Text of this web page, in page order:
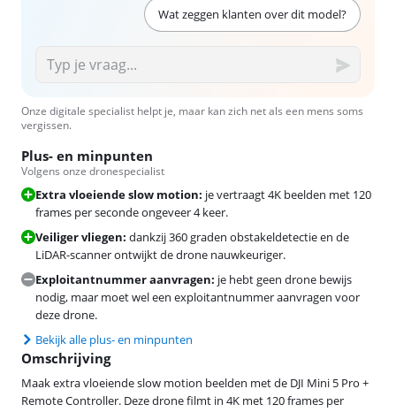
Wat zeggen klanten over dit model?
Onze digitale specialist helpt je, maar kan zich net als een mens soms
vergissen.
Plus- en minpunten
Volgens onze dronespecialist
Extra vloeiende slow motion: je vertraagt 4K beelden met 120
frames per seconde ongeveer 4 keer.
Veiliger vliegen: dankzij 360 graden obstakeldetectie en de
LiDAR-scanner ontwijkt de drone nauwkeuriger.
Exploitantnummer aanvragen: je hebt geen drone bewijs
nodig, maar moet wel een exploitantnummer aanvragen voor
deze drone.
Bekijk alle plus- en minpunten
Omschrijving
Maak extra vloeiende slow motion beelden met de DJI Mini 5 Pro +
Remote Controller. Deze drone filmt in 4K met 120 frames per